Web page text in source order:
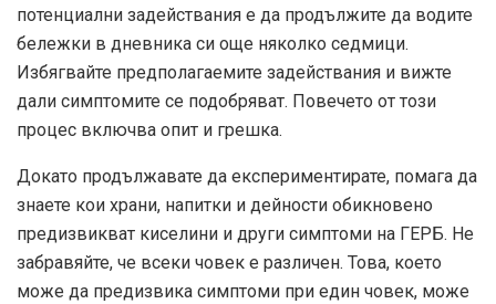
потенциални задействания е да продължите да водите
бележки в дневника си още няколко седмици.
Избягвайте предполагаемите задействания и вижте
дали симптомите се подобряват. Повечето от този
процес включва опит и грешка.
Докато продължавате да експериментирате, помага да
знаете кои храни, напитки и дейности обикновено
предизвикват киселини и други симптоми на ГЕРБ. Не
забравяйте, че всеки човек е различен. Това, което
може да предизвика симптоми при един човек, може